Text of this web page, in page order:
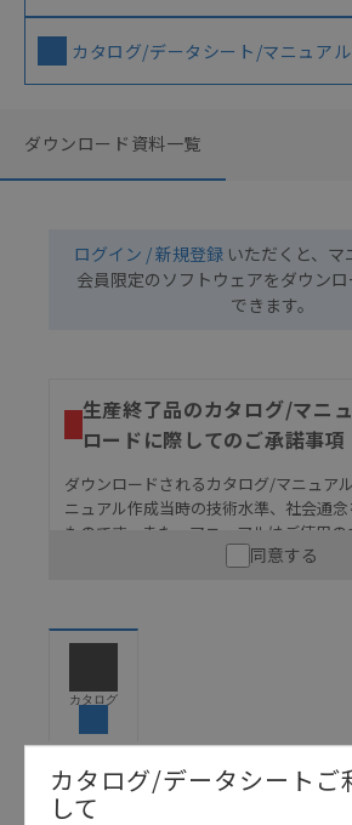
カタログ/データシート/マニュアル
ダウンロード資料一覧
ログイン / 新規登録 いただくと、マ
会員限定のソフトウェアをダウン
できます。
生産終了品のカタログ/マニ
ロードに際してのご承諾事項
ダウンロードされるカタログ/マニュア
ニュアル作成当時の技術水準、社会通
ものです。また、マニュアルはご使用
ので、ご使用にあたっての安全性につい
うな用途に使用される場合には、シ
保できるよう設計されていること、
ていることを、必ず事前に確認して
カタログ/マニュアルに記載されてい
ン事例は参考用ですので、ご採用に
同意する
カタログ
カタログ/データシートご
して